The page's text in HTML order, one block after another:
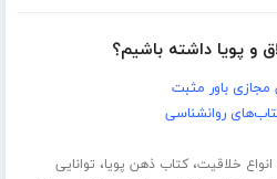
و پویا داشته باشیم؟
مجازی باور مثبت
روانشناسی
انواع خلاقیت،کتاب ذهن پویا، توانایی